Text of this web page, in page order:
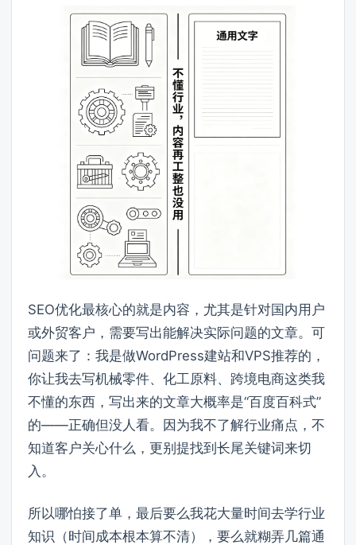
SEO优化最核心的就是内容，尤其是针对国内用户
或外贸客户，需要写出能解决实际问题的文章。可
问题来了：我是做WordPress建站和VPS推荐的，
你让我去写机械零件、化工原料、跨境电商这类我
不懂的东西，写出来的文章大概率是“百度百科式”
的——正确但没人看。因为我不了解行业痛点，不
知道客户关心什么，更别提找到长尾关键词来切
入。
所以哪怕接了单，最后要么我花大量时间去学行业
知识（时间成本根本算不清），要么就糊弄几篇通